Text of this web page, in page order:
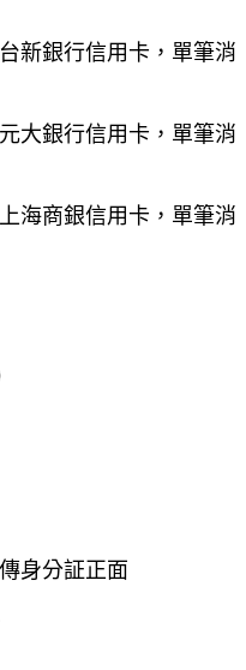
新銀行信用卡，單筆消
大銀行信用卡，單筆消
海商銀信用卡，單筆消
身分証正面